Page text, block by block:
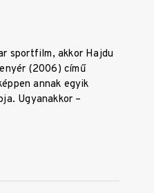
sportfilm, akkor Hajdu
(2006) című
annak egyik
Ugyanakkor –